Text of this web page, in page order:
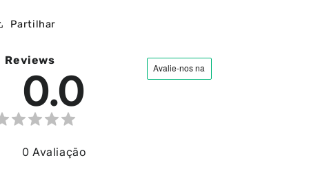
Partilhar
Reviews
0.0
0 Avaliação